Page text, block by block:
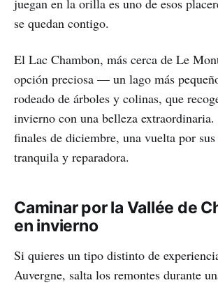
juegan en la orilla es uno de esos
se quedan contigo.
El Lac Chambon, más cerca de Le
opción preciosa — un lago más
rodeado de árboles y colinas, que
invierno con una belleza
finales de diciembre, una vuelta por
tranquila y reparadora.
Caminar por la Vallée de
en invierno
Si quieres un tipo distinto de
Auvergne, salta los remontes durante